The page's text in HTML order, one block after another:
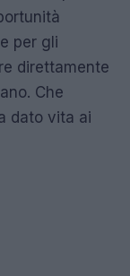
per gli
direttamente
Che
dato vita ai